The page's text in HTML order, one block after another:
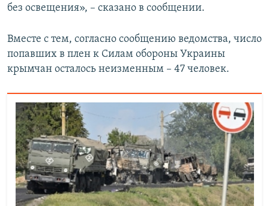
без освещения», – сказано в сообщении.
Вместе с тем, согласно сообщению ведомства, число
попавших в плен к Силам обороны Украины
крымчан осталось неизменным – 47 человек.